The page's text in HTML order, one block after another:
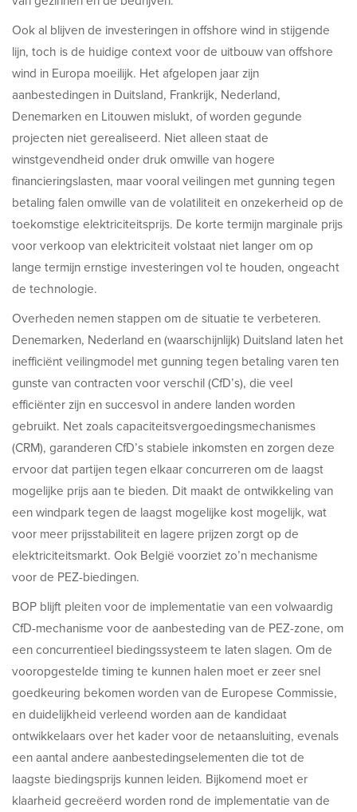
Ook al blijven de investeringen in offshore wind in stijgende
lijn, toch is de huidige context voor de uitbouw van offshore
wind in Europa moeilijk. Het afgelopen jaar zijn
aanbestedingen in Duitsland, Frankrijk, Nederland,
Denemarken en Litouwen mislukt, of worden gegunde
projecten niet gerealiseerd. Niet alleen staat de
winstgevendheid onder druk omwille van hogere
financieringslasten, maar vooral veilingen met gunning tegen
betaling falen omwille van de volatiliteit en onzekerheid op de
toekomstige elektriciteitsprijs. De korte termijn marginale prijs
voor verkoop van elektriciteit volstaat niet langer om op
lange termijn ernstige investeringen vol te houden, ongeacht
de technologie.
Overheden nemen stappen om de situatie te verbeteren.
Denemarken, Nederland en (waarschijnlijk) Duitsland laten het
inefficiënt veilingmodel met gunning tegen betaling varen ten
gunste van contracten voor verschil (CfD’s), die veel
efficiënter zijn en succesvol in andere landen worden
gebruikt. Net zoals capaciteitsvergoedingsmechanismes
(CRM), garanderen CfD’s stabiele inkomsten en zorgen deze
ervoor dat partijen tegen elkaar concurreren om de laagst
mogelijke prijs aan te bieden. Dit maakt de ontwikkeling van
een windpark tegen de laagst mogelijke kost mogelijk, wat
voor meer prijsstabiliteit en lagere prijzen zorgt op de
elektriciteitsmarkt. Ook België voorziet zo’n mechanisme
voor de PEZ-biedingen.
BOP blijft pleiten voor de implementatie van een volwaardig
CfD-mechanisme voor de aanbesteding van de PEZ-zone, om
een concurrentieel biedingssysteem te laten slagen. Om de
vooropgestelde timing te kunnen halen moet er zeer snel
goedkeuring bekomen worden van de Europese Commissie,
en duidelijkheid verleend worden aan de kandidaat
ontwikkelaars over het kader voor de netaansluiting, evenals
een aantal andere aanbestedingselementen die tot de
laagste biedingsprijs kunnen leiden. Bijkomend moet er
klaarheid gecreëerd worden rond de implementatie van de